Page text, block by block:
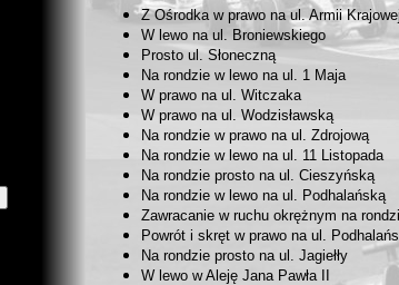
Z Ośrodka w prawo na ul. Armii Krajowej
W lewo na ul. Broniewskiego
Prosto ul. Słoneczną
Na rondzie w lewo na ul. 1 Maja
W prawo na ul. Witczaka
W prawo na ul. Wodzisławską
Na rondzie w prawo na ul. Zdrojową
Na rondzie w lewo na ul. 11 Listopada
Na rondzie prosto na ul. Cieszyńską
Na rondzie w lewo na ul. Podhalańską
Zawracanie w ruchu okrężnym na
Powrót i skręt w prawo na ul.
Na rondzie prosto na ul. Jagiełły
W lewo w Aleję Jana Pawła II